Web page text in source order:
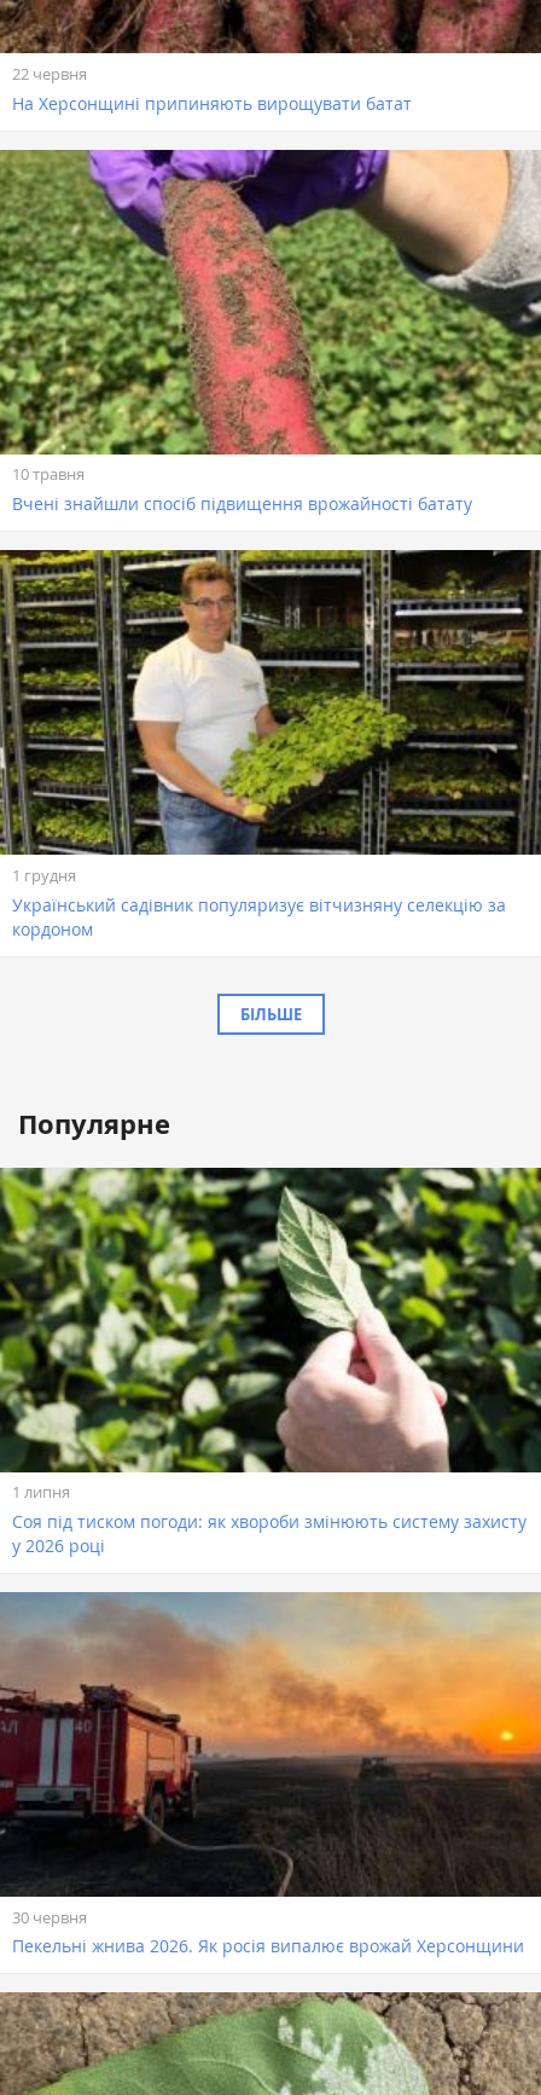
22 червня
На Херсонщині припиняють вирощувати батат
10 травня
Вчені знайшли спосіб підвищення врожайності батату
1 грудня
Український садівник популяризує вітчизняну селекцію за
кордоном
БІЛЬШЕ
Популярне
1 липня
Соя під тиском погоди: як хвороби змінюють систему захисту
у 2026 році
30 червня
Пекельні жнива 2026. Як росія випалює врожай Херсонщини